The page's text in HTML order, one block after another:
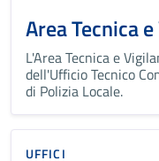
Area Tecnica
L'Area Tecnica e
dell'Ufficio Tecnico
di Polizia Locale.
UFFICI